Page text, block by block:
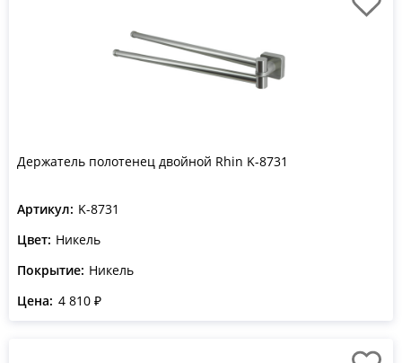
Держатель полотенец двойной Rhin K-8731
Артикул: K-8731
Цвет: Никель
Покрытие: Никель
Цена: 4 810 ₽